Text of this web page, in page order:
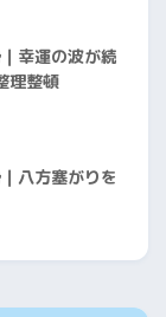
幸運の波が続
理整頓
八方塞がりを